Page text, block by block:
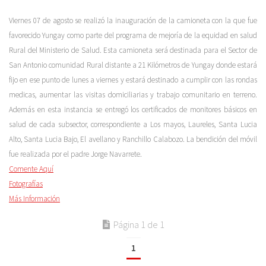
Viernes 07 de agosto se realizó la inauguración de la camioneta con la que fue
favorecido Yungay como parte del programa de mejoría de la equidad en salud
Rural del Ministerio de Salud. Esta camioneta será destinada para el Sector de
San Antonio comunidad Rural distante a 21 Kilómetros de Yungay donde estará
fijo en ese punto de lunes a viernes y estará destinado a cumplir con las rondas
medicas, aumentar las visitas domiciliarias y trabajo comunitario en terreno.
Además en esta instancia se entregó los certificados de monitores básicos en
salud de cada subsector, correspondiente a Los mayos, Laureles, Santa Lucia
Alto, Santa Lucia Bajo, El avellano y Ranchillo Calabozo. La bendición del móvil
fue realizada por el padre Jorge Navarrete.
Comente Aquí
Fotografías
Más Información
Página 1 de 1
1